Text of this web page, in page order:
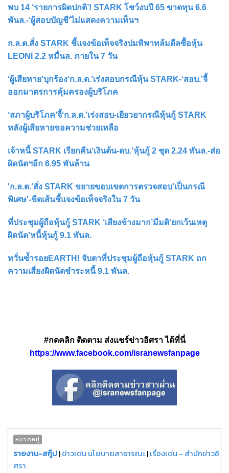
พบ 14 ‘รายการผิดปกติ’! STARK โชว์งบปี 65 ขาดทุน 6.6
พันล.-‘ผู้สอบบัญชี’ไม่แสดงความเห็นฯ
ก.ล.ต.สั่ง STARK ชี้แจงข้อเท็จจริงปมพิพาทล้มดีลซื้อหุ้น
LEONI 2.2 หมื่นล. ภายใน 7 วัน
‘ผู้เสียหาย’บุกร้อง‘ก.ล.ต.’เร่งสอบกรณีหุ้น STARK-‘สอบ.’จี้
ออกมาตรการคุ้มครองผู้บริโภค
‘สภาผู้บริโภค’จี้‘ก.ล.ต.’เร่งสอบ-เยียวยากรณีหุ้นกู้ STARK
หลังผู้เสียหายขอความช่วยเหลือ
เจ้าหนี้ STARK เรียกคืน‘เงินต้น-ดบ.’หุ้นกู้ 2 ชุด 2.24 พันล.-ส่อ
ผิดนัดฯอีก 6.95 พันล้าน
'ก.ล.ต.'สั่ง STARK ขยายขอบเขตการตรวจสอบ'เป็นกรณี
พิเศษ'-ขีดเส้นชี้แจงข้อเท็จจริงใน 7 วัน
ที่ประชุมผู้ถือหุ้นกู้ STARK ‘เสียงข้างมาก’มีมติ‘ยกเว้นเหตุ
ผิดนัด’หนี้หุ้นกู้ 9.1 พันล.
หวั่นซ้ำรอยEARTH! จับตาที่ประชุมผู้ถือหุ้นกู้ STARK ถก
ความเสี่ยงผิดนัดชำระหนี้ 9.1 พันล.
#กดคลิก ติดตาม ส่งแชร์ข่าวอิศรา ได้ที่นี่
https://www.facebook.com/isranewsfanpage
หมวดหมู่
รายงาน-สกู๊ป|ข่าวเด่น นโยบายสาธารณะ|เรื่องเด่น - สำนักข่าวอิ
ศรา